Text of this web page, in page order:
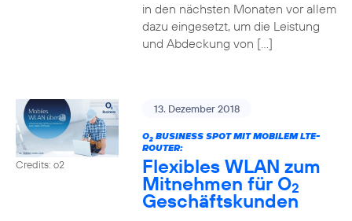
in den nächsten Monaten vor allem
dazu eingesetzt, um die Leistung
und Abdeckung von […]
Credits: o2
13. Dezember 2018
O2BUSINESS SPOT MIT MOBILEM LTE-
ROUTER:
Flexibles WLAN zum
Mitnehmen für O2
Geschäftskunden